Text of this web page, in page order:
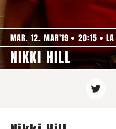
MAR. 12. MAR'19 20:15
NIKKI HILL